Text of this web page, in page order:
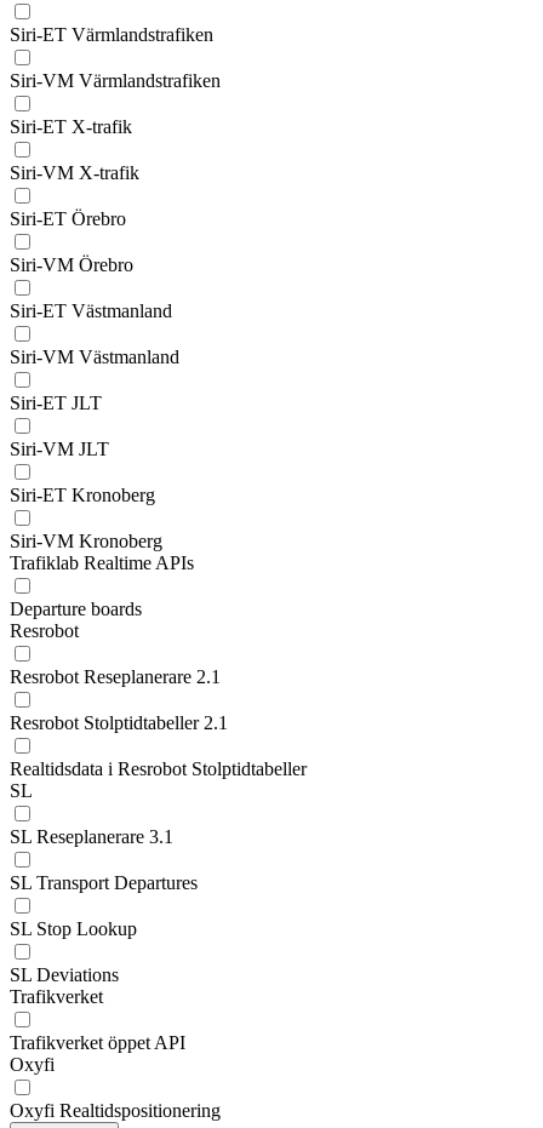
Siri-ET Värmlandstrafiken
Siri-VM Värmlandstrafiken
Siri-ET X-trafik
Siri-VM X-trafik
Siri-ET Örebro
Siri-VM Örebro
Siri-ET Västmanland
Siri-VM Västmanland
Siri-ET JLT
Siri-VM JLT
Siri-ET Kronoberg
Siri-VM Kronoberg
Trafiklab Realtime APIs
Departure boards
Resrobot
Resrobot Reseplanerare 2.1
Resrobot Stolptidtabeller 2.1
Realtidsdata i Resrobot Stolptidtabeller
SL
SL Reseplanerare 3.1
SL Transport Departures
SL Stop Lookup
SL Deviations
Trafikverket
Trafikverket öppet API
Oxyfi
Oxyfi Realtidspositionering